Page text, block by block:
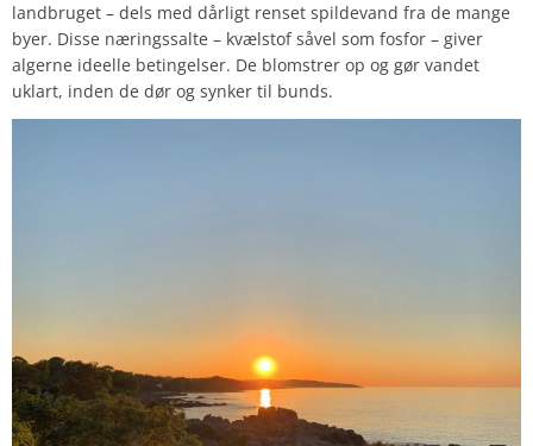
landbruget – dels med dårligt renset spildevand fra de mange
byer. Disse næringssalte – kvælstof såvel som fosfor – giver
algerne ideelle betingelser. De blomstrer op og gør vandet
uklart, inden de dør og synker til bunds.